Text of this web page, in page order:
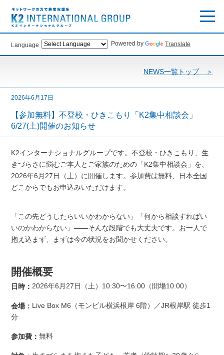
Language Powered by Translate
NEWS一覧トップ ＞
2026年6月17日
【参加無料】不登校・ひきこもり「K2集中相談会」
6/27(土)開催のお知らせ
K2インターナショナルグループです。不登校・ひきこもり、生
きづらさに悩むご本人とご家族のための「K2集中相談会」を、
2026年6月27日（土）に開催します。参加費は無料、日本全国
どこからでもお申込みいただけます。
「この先どうしたらいいかわからない」「何から相談すればい
いのかわからない」——そんな段階でも大丈夫です。お一人で
抱え込まず、まずは今の状況をお聞かせください。
開催概要
日時：2026年6月27日（土）10:30〜16:00（開場10:00）
会場： Live Box M6（モンビル横浜根岸 6階）／JR根岸駅 徒歩1
分
参加費：無料